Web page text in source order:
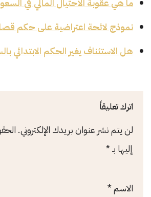
نموذج لائحة اعتراضية على حكم
هل الاستئناف يغير الحكم الابتدائي
اترك تعليقاً
لن يتم نشر عنوان بريدك الإلكتروني.
إليها بـ*
الاسم*